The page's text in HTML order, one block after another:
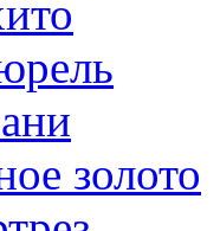
золото